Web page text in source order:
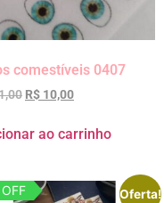
comestíveis 0407
R$ 10,00
ao carrinho
Oferta!